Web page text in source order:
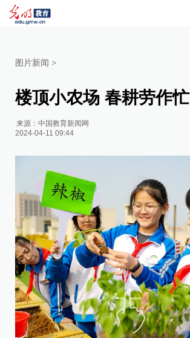
图片新闻 >
楼顶小农场 春耕劳作忙
来源：中国教育新闻网
2024-04-11 09:44